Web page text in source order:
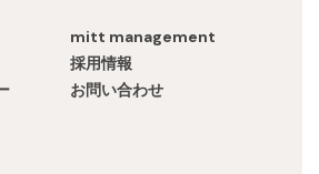
mitt management
採用情報
お問い合わせ